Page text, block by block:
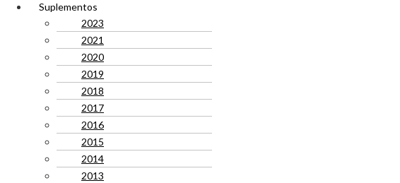
Suplementos
2023
2021
2020
2019
2018
2017
2016
2015
2014
2013